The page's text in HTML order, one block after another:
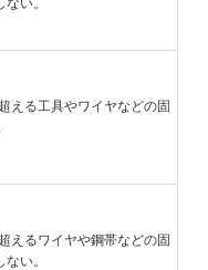
える工具やワイヤなどの固
えるワイヤや鋼帯などの固
い。